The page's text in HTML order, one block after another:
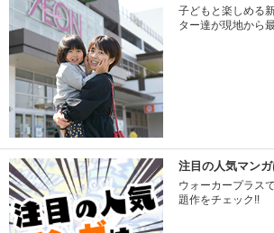
子どもと楽しめる
ター達が現地から
注目の人気マンガ
ウォーカープラス
題作をチェック!!